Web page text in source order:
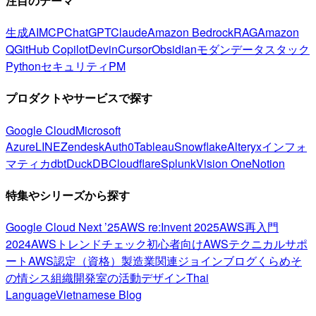
生成AIMCPChatGPTClaudeAmazon BedrockRAGAmazon
QGitHub CopilotDevinCursorObsidianモダンデータスタック
PythonセキュリティPM
プロダクトやサービスで探す
Google CloudMicrosoft
AzureLINEZendeskAuth0TableauSnowflakeAlteryxインフォ
マティカdbtDuckDBCloudflareSplunkVision OneNotion
特集やシリーズから探す
Google Cloud Next ’25AWS re:Invent 2025AWS再入門
2024AWSトレンドチェック初心者向けAWSテクニカルサポ
ートAWS認定（資格） 製造業関連ジョインブログくらめそ
の情シス組織開発室の活動デザインThai
LanguageVietnamese Blog